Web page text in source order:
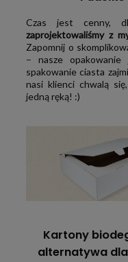
Czas jest cenny,
zaprojektowaliśmy z
Zapomnij o
– nasze
spakowanie ciasta
nasi klienci chwalą
Kartony